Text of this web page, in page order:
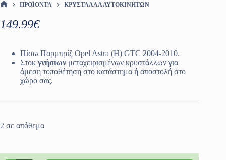
ΠΡΟΪΌΝΤΑ ΚΡΎΣΤΑΛΛΑ ΑΥΤΟΚΙΝΉΤΩΝ
149.99€
Πίσω Παρμπρίζ Opel Astra (H) GTC 2004-2010.
Στοκ γνήσιων μεταχειρισμένων κρυστάλλων για
άμεση τοποθέτηση στο κατάστημα ή αποστολή στο
χώρο σας.
2 σε απόθεμα